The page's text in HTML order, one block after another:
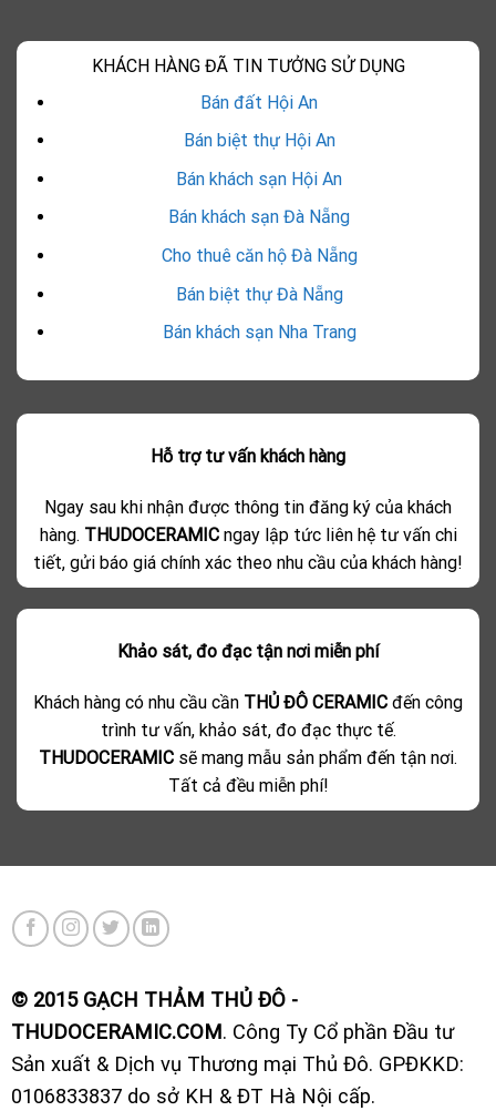
KHÁCH HÀNG ĐÃ TIN TƯỞNG SỬ DỤNG
Bán đất Hội An
Bán biệt thự Hội An
Bán khách sạn Hội An
Bán khách sạn Đà Nẵng
Cho thuê căn hộ Đà Nẵng
Bán biệt thự Đà Nẵng
Bán khách sạn Nha Trang
Hỗ trợ tư vấn khách hàng
Ngay sau khi nhận được thông tin đăng ký của khách
hàng. THUDOCERAMICngay lập tức liên hệ tư vấn chi
tiết, gửi báo giá chính xác theo nhu cầu của khách hàng!
Khảo sát, đo đạc tận nơi miễn phí
Khách hàng có nhu cầu cần THỦ ĐÔ CERAMIC đến công
trình tư vấn, khảo sát, đo đạc thực tế.
THUDOCERAMIC sẽ mang mẫu sản phẩm đến tận nơi.
Tất cả đều miễn phí!
© 2015 GẠCH THẢM THỦ ĐÔ -
THUDOCERAMIC.COM. Công Ty Cổ phần Đầu tư
Sản xuất & Dịch vụ Thương mại Thủ Đô. GPĐKKD:
0106833837 do sở KH & ĐT Hà Nội cấp.